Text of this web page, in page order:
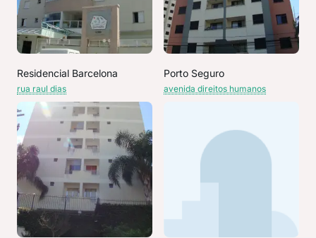
Residencial Barcelona
rua raul dias
Porto Seguro
avenida direitos humanos